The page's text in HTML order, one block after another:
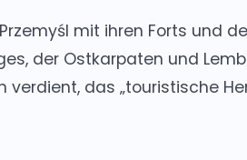
mit ihren Forts und
der Ostkarpaten und
verdient, das „touristische